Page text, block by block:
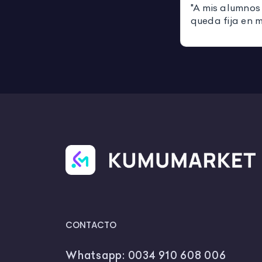
"A mis
queda fija en
CONTACTO
Whatsapp: 0034 910 608 006